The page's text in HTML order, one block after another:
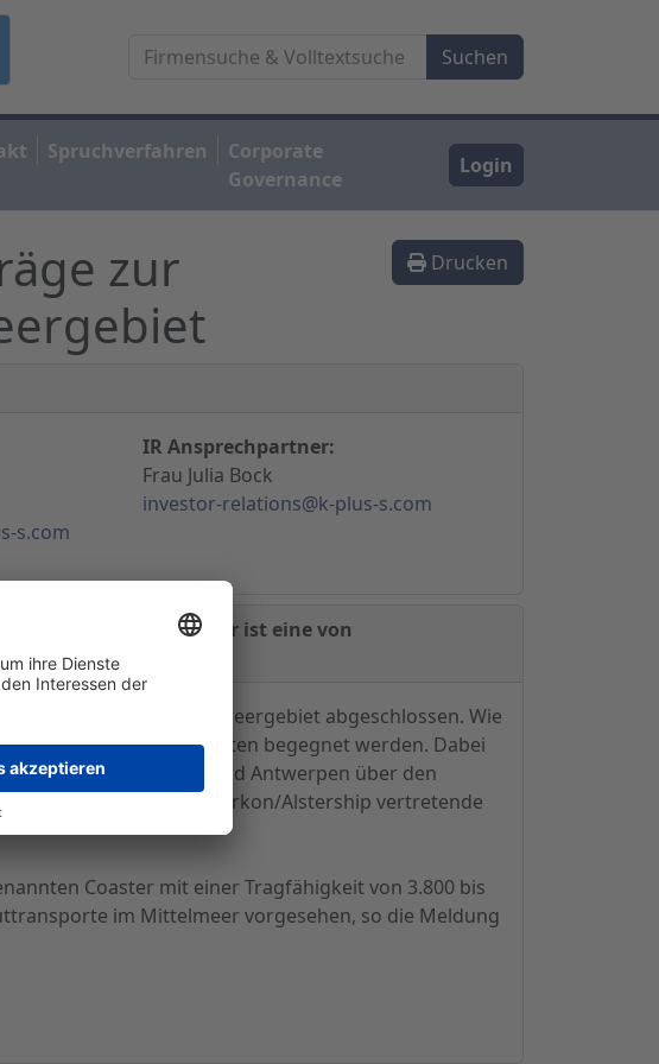
Spruchverfahren
Corporate
Governance
Login
Drucken
zur
s.com
IR Ansprechpartner:
Frau Julia Bock
investor-relations@k-plus-s.com
- Vertragspartner ist eine von
der Kunden im Mittelmeergebiet abgeschlossen. Wie
steigenden Frachtraten begegnet werden. Dabei
die von Hamburg und Antwerpen über den
sei eine von Arkon/Alstership vertretende
Coaster mit einer Tragfähigkeit von 3.800 bis
im Mittelmeer vorgesehen, so die Meldung